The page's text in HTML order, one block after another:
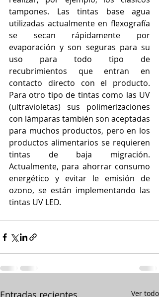
tampones. Las tintas base agua
utilizadas actualmente en flexografía
se secan rápidamente por
evaporación y son seguras para su
uso para todo tipo de
recubrimientos que entran en
contacto directo con el producto.
Para otro tipo de tintas como las UV
(ultravioletas) sus polimerizaciones
con lámparas también son aceptadas
para muchos productos, pero en los
productos alimentarios se requieren
tintas de baja migración.
Actualmente, para ahorrar consumo
energético y evitar le emisión de
ozono, se están implementando las
tintas UV LED.
Ver todo